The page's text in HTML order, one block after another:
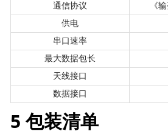
通信协议
《
供电
串口速率
最大数据包长
天线接口
数据接口
5 包装清单